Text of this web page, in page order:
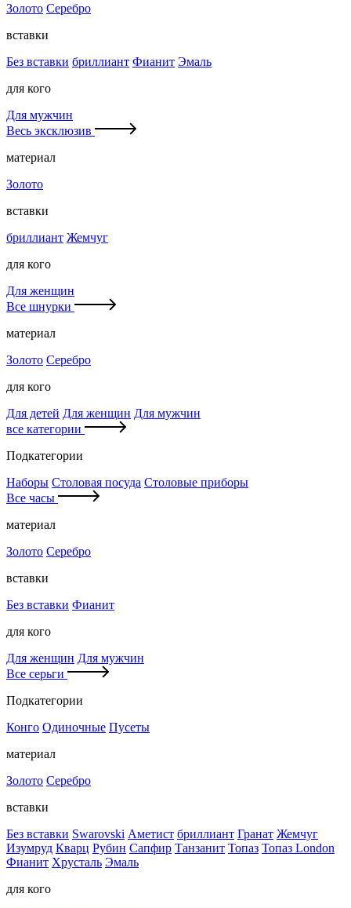
Золото Серебро
вставки
Без вставки бриллиант Фианит Эмаль
для кого
Для мужчин
Весь эксклюзив
материал
Золото
вставки
бриллиант Жемчуг
для кого
Для женщин
Все шнурки
материал
Золото Серебро
для кого
Для детей Для женщин Для мужчин
все категории
Подкатегории
Наборы Столовая посуда Столовые приборы
Все часы
материал
Золото Серебро
вставки
Без вставки Фианит
для кого
Для женщин Для мужчин
Все серьги
Подкатегории
Конго Одиночные Пусеты
материал
Золото Серебро
вставки
Без вставки Swarovski Аметист бриллиант Гранат Жемчуг
Изумруд Кварц Рубин Сапфир Танзанит Топаз Топаз London
Фианит Хрусталь Эмаль
для кого